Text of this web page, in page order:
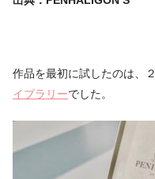
作品を最初に試したのは、
イブラリーでした。